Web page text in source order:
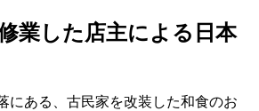
業した店主による日本
にある、古民家を改装した和食のお